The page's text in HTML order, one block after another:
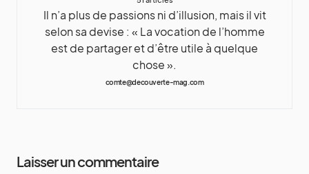
Il n’a plus de passions ni d’illusion, mais il vit
selon sa devise : « La vocation de l’homme
est de partager et d’être utile à quelque
chose ».
comte@decouverte-mag.com
Laisser un commentaire